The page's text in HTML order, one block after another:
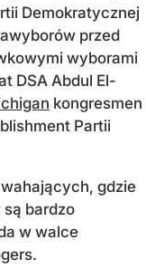
Demokratycznej
przed
wyborami
DSA Abdul El-
kongresmen
Partii
gdzie
są bardzo
w walce